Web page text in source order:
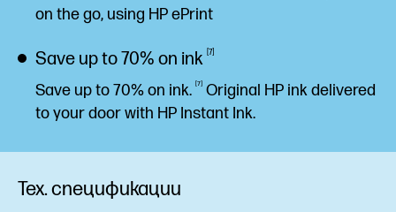
on the go, using HPePrint
Save up to 70% on ink 7
Save up to 70% on ink. 7
Original HP ink delivered
to your door with HP Instant Ink.
Тех. спецификации